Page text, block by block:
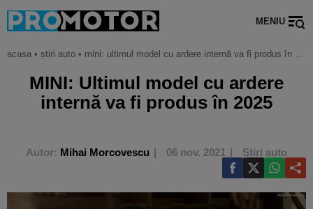
MENIU
acasa • știri auto • mini: ultimul model cu ardere internă va fi produs în 2025
MINI: Ultimul model cu ardere
internă va fi produs în 2025
Autor: Mihai Morcovescu 06 nov. 2021 Știri auto